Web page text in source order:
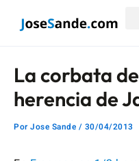
La corbata
herencia de
Por Jose Sande / 30/04/2013
de